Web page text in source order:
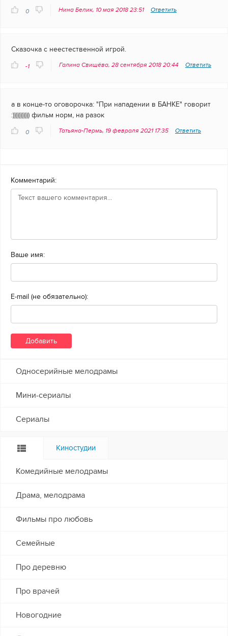
0 Нина Белик, 10 мая 2018 23:51 Ответить
Сказочка с неестественной игрой.
-1 Галина Свищёва, 28 сентября 2018 20:44 Ответить
а в конце-то оговорочка: "При нападении в БАНКЕ" говорит
:))))))))))) фильм норм, на разок
0 Татьяна-Пермь, 19 февраля 2021 17:35 Ответить
Комментарий:
Ваше имя:
E-mail (не обязательно):
Односерийные мелодрамы
Мини-сериалы
Сериалы
Киностудии
Комедийные мелодрамы
Драма, мелодрама
Фильмы про любовь
Семейные
Про деревню
Про врачей
Новогодние